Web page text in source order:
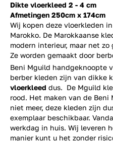
Dikte vloerkleed 2 - 4 cm
Afmetingen 250cm x 174cm
Wij kopen deze vloerkleden
Marokko. De Marokkaanse
modern interieur, maar net
Ze worden gemaakt door
Beni Mguild handgeknoopte
berber kleden zijn van dikke
vloerkleed dus. De Mguild
rood. Het maken van de
niet meer, deze kleden zijn
exemplaar beschikbaar.
werkdag in huis. Wij leveren
manier kunt u het zonder